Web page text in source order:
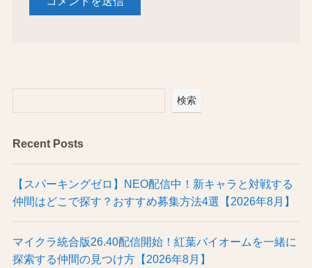
検索
Recent Posts
【スパーキングゼロ】NEO配信中！新キャラと対戦する
仲間はどこで探す？おすすめ募集方法4選【2026年8月】
マイクラ統合版26.40配信開始！紅葉バイオームを一緒に
探索する仲間の見つけ方【2026年8月】